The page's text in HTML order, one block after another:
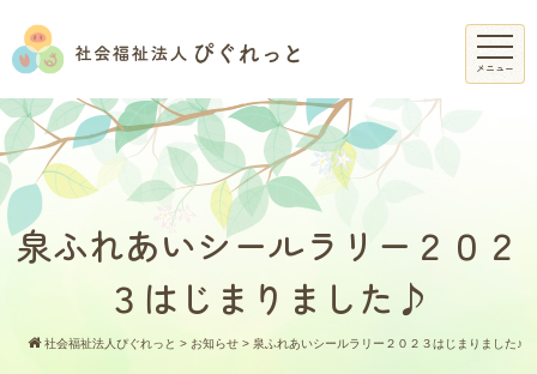
メニュー
泉ふれあいシールラリー２０２
３はじまりました♪
社会福祉法人ぴぐれっと > お知らせ> 泉ふれあいシールラリー２０２３はじまりました♪